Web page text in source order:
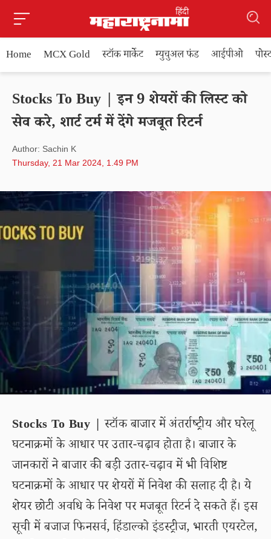
Home MCX Gold स्टॉक मार्केट म्युचुअल फंड आईपीओ
Stocks To Buy | इन 9 शेयरों की लिस्ट को
सेव करे, शार्ट टर्म में देंगे मजबूत रिटर्न
Author: Sachin K
Thursday, 21 Mar 2024, 1.49 PM
Stocks To Buy | स्टॉक बाजार में अंतर्राष्ट्रीय और घरेलू
घटनाक्रमों के आधार पर उतार-चढ़ाव होता है। बाजार के
जानकारों ने बाजार की बड़ी उतार-चढ़ाव में भी विशिष्ट
घटनाक्रमों के आधार पर शेयरों में निवेश की सलाह दी है। ये
शेयर छोटी अवधि के निवेश पर मजबूत रिटर्न दे सकते हैं। इस
सूची में बजाज फिनसर्व, हिंडाल्को इंडस्ट्रीज, भारती एयरटेल,